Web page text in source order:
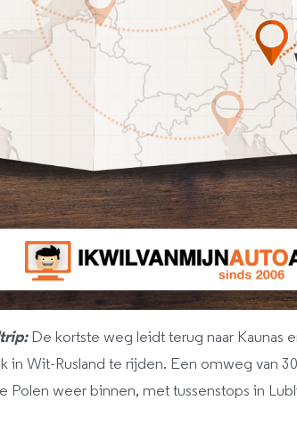
De kortste weg leidt terug naar Kaunas
in Wit-Rusland te rijden. Een omweg van
Polen weer binnen, met tussenstops in